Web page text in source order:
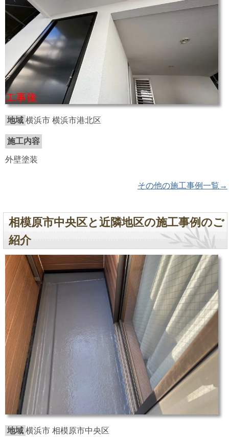
地域 横浜市 横浜市港北区
施工内容
外壁塗装
その他の施工事例一覧→
相模原市中央区と近隣地区の施工事例のご
紹介
地域 横浜市 相模原市中央区